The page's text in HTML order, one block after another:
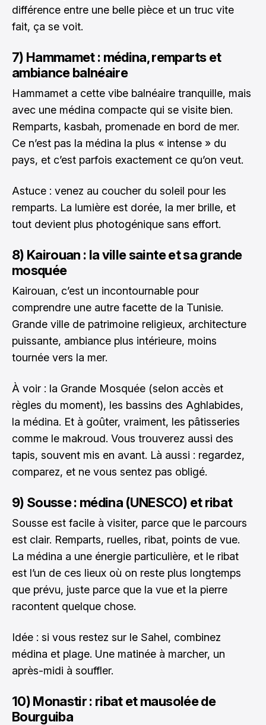
différence entre une belle pièce et un truc vite
fait, ça se voit.
7) Hammamet : médina, remparts et
ambiance balnéaire
Hammamet a cette vibe balnéaire tranquille, mais
avec une médina compacte qui se visite bien.
Remparts, kasbah, promenade en bord de mer.
Ce n’est pas la médina la plus « intense » du
pays, et c’est parfois exactement ce qu’on veut.
Astuce : venez au coucher du soleil pour les
remparts. La lumière est dorée, la mer brille, et
tout devient plus photogénique sans effort.
8) Kairouan : la ville sainte et sa grande
mosquée
Kairouan, c’est un incontournable pour
comprendre une autre facette de la Tunisie.
Grande ville de patrimoine religieux, architecture
puissante, ambiance plus intérieure, moins
tournée vers la mer.
À voir : la Grande Mosquée (selon accès et
règles du moment), les bassins des Aghlabides,
la médina. Et à goûter, vraiment, les pâtisseries
comme le makroud. Vous trouverez aussi des
tapis, souvent mis en avant. Là aussi : regardez,
comparez, et ne vous sentez pas obligé.
9) Sousse : médina (UNESCO) et ribat
Sousse est facile à visiter, parce que le parcours
est clair. Remparts, ruelles, ribat, points de vue.
La médina a une énergie particulière, et le ribat
est l’un de ces lieux où on reste plus longtemps
que prévu, juste parce que la vue et la pierre
racontent quelque chose.
Idée : si vous restez sur le Sahel, combinez
médina et plage. Une matinée à marcher, un
après-midi à souffler.
10) Monastir : ribat et mausolée de
Bourguiba